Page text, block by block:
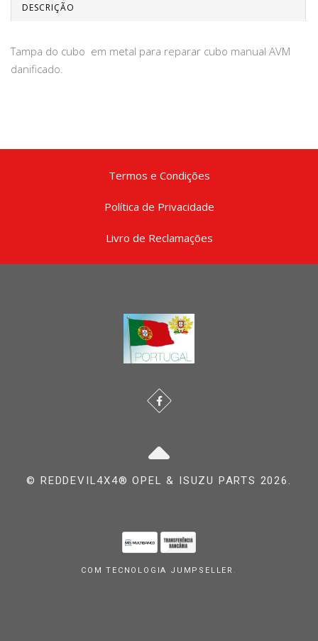
DESCRIÇÃO
Tampa do cubo em metal para reparar cubo manual AVM
danificado.
Termos e Condições
Política de Privacidade
Livro de Reclamações
© REDDEVIL4X4® OPEL & ISUZU PARTS 2026.
COM TECNOLOGIA JUMPSELLER .